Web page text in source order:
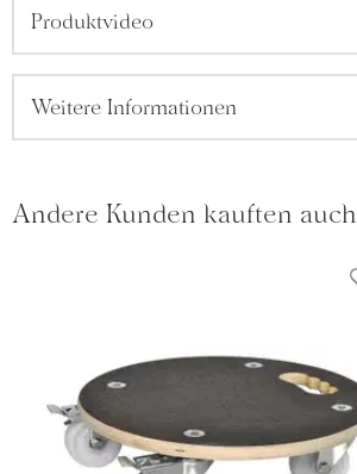
Produktvideo
Weitere Informationen
Andere Kunden kauften auch